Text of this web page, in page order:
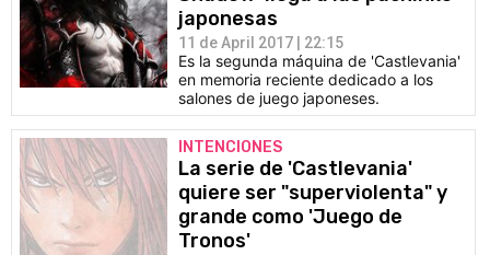
japonesas
11 de April 2017 | 22:15
Es la segunda máquina de 'Castlevania'
en memoria reciente dedicado a los
salones de juego japoneses.
INTENCIONES
La serie de 'Castlevania'
quiere ser "superviolenta" y
grande como 'Juego de
Tronos'